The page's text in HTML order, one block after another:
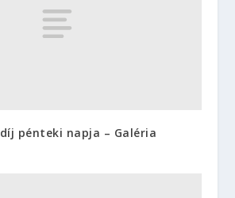
pénteki napja – Galéria